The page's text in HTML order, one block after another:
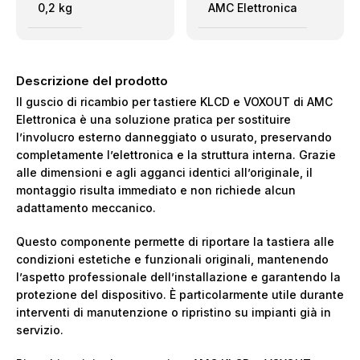
0,2 kg AMC Elettronica
Descrizione del prodotto
Il guscio di ricambio per tastiere KLCD e VOXOUT di AMC
Elettronica è una soluzione pratica per sostituire
l’involucro esterno danneggiato o usurato, preservando
completamente l’elettronica e la struttura interna. Grazie
alle dimensioni e agli agganci identici all’originale, il
montaggio risulta immediato e non richiede alcun
adattamento meccanico.
Questo componente permette di riportare la tastiera alle
condizioni estetiche e funzionali originali, mantenendo
l’aspetto professionale dell’installazione e garantendo la
protezione del dispositivo. È particolarmente utile durante
interventi di manutenzione o ripristino su impianti già in
servizio.